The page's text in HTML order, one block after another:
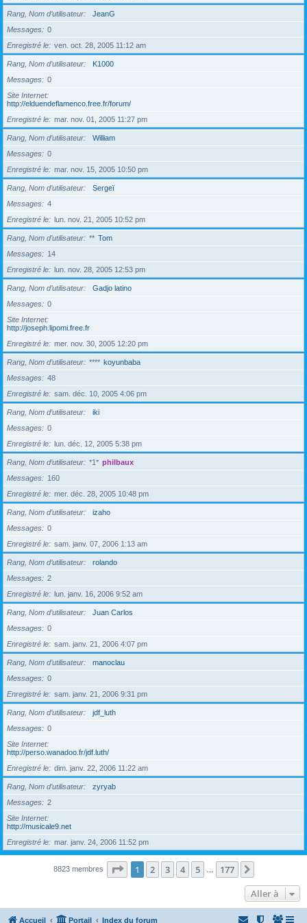
Rang, Nom d’utilisateur
JeanG
Messages
0
Enregistré le
ven. oct. 28, 2005 11:12 am
Rang, Nom d’utilisateur
K1000
Messages
0
Site Internet
http://elduendeflamenco.free.fr/forum/
Enregistré le
mar. nov. 01, 2005 11:27 pm
Rang, Nom d’utilisateur
William
Messages
0
Enregistré le
mar. nov. 15, 2005 10:50 pm
Rang, Nom d’utilisateur
Sergeï
Messages
4
Enregistré le
lun. nov. 21, 2005 10:52 pm
Rang, Nom d’utilisateur ** Tom
Messages
14
Enregistré le
lun. nov. 28, 2005 12:53 pm
Rang, Nom d’utilisateur
Gadjo latino
Messages
0
Site Internet
http://joseph.lipomi.free.fr
Enregistré le
mer. nov. 30, 2005 12:20 pm
Rang, Nom d’utilisateur **** koyunbaba
Messages
48
Enregistré le
sam. déc. 10, 2005 4:06 pm
Rang, Nom d’utilisateur
iki
Messages
0
Enregistré le
lun. déc. 12, 2005 5:38 pm
Rang, Nom d’utilisateur *1* philbaux
Messages
160
Enregistré le
mer. déc. 28, 2005 10:48 pm
Rang, Nom d’utilisateur
izaho
Messages
0
Enregistré le
sam. janv. 07, 2006 1:13 am
Rang, Nom d’utilisateur
rolando
Messages
2
Enregistré le
lun. janv. 16, 2006 9:52 am
Rang, Nom d’utilisateur
Juan Carlos
Messages
0
Enregistré le
sam. janv. 21, 2006 4:07 pm
Rang, Nom d’utilisateur
manoclau
Messages
0
Enregistré le
sam. janv. 21, 2006 9:31 pm
Rang, Nom d’utilisateur
jdf_luth
Messages
0
Site Internet
http://perso.wanadoo.fr/jdf.luth/
Enregistré le
dim. janv. 22, 2006 11:22 am
Rang, Nom d’utilisateur
zyryab
Messages
2
Site Internet
http://musicale9.net
Enregistré le
mar. janv. 24, 2006 11:52 pm
8823 membres Page 1sur177
1 2 3 4 5 177
Aller à
Accueil Portail Index du forum